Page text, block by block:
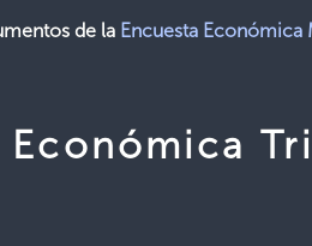
de la Encuesta Económica
Económica